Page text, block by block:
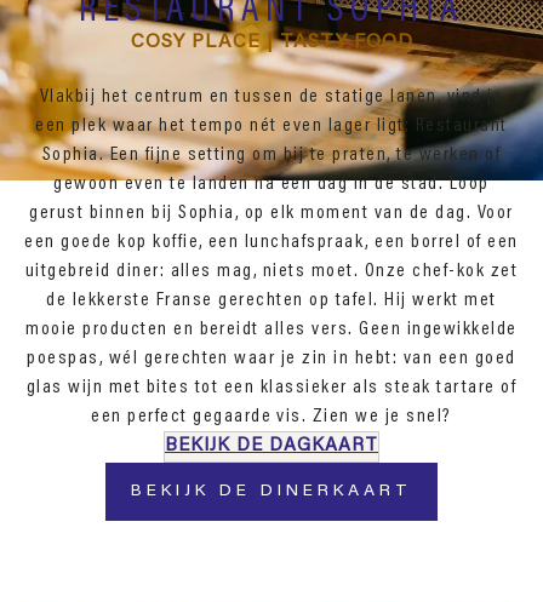
RESTAURANT SOPHIA
COSY PLACE | TASTY FOOD
Vlakbij het centrum en tussen de statige lanen, vind je
een plek waar het tempo nét even lager ligt: Restaurant
Sophia. Een fijne setting om bij te praten, te werken of
gewoon even te landen na een dag in de stad. Loop
gerust binnen bij Sophia, op elk moment van de dag. Voor
een goede kop koffie, een lunchafspraak, een borrel of een
uitgebreid diner: alles mag, niets moet. Onze chef-kok zet
de lekkerste Franse gerechten op tafel. Hij werkt met
mooie producten en bereidt alles vers. Geen ingewikkelde
poespas, wél gerechten waar je zin in hebt: van een goed
glas wijn met bites tot een klassieker als steak tartare of
een perfect gegaarde vis. Zien we je snel?
BEKIJK DE DAGKAART
BEKIJK DE DINERKAART